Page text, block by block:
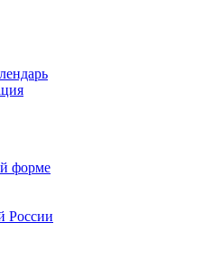
форме
России